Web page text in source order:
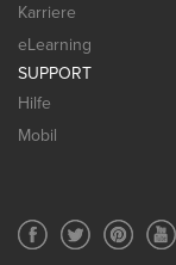
Karriere
eLearning
SUPPORT
Hilfe
Mobil